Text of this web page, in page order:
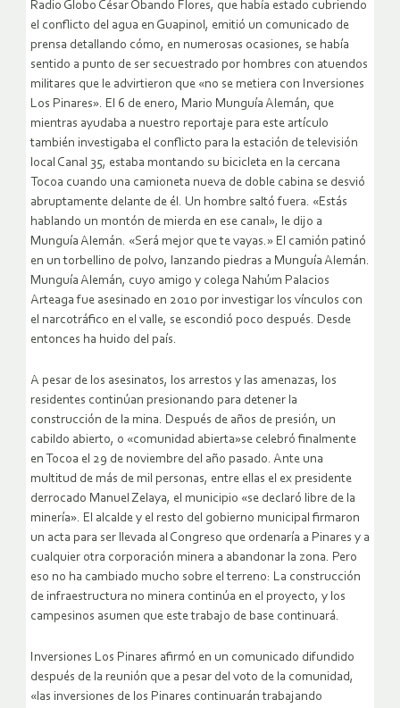
Radio Globo César Obando Flores, que había estado cubriendo
el conflicto del agua en Guapinol, emitió un comunicado de
prensa detallando cómo, en numerosas ocasiones, se había
sentido a punto de ser secuestrado por hombres con atuendos
militares que le advirtieron que «no se metiera con Inversiones
Los Pinares». El 6 de enero, Mario Munguía Alemán, que
mientras ayudaba a nuestro reportaje para este artículo
también investigaba el conflicto para la estación de televisión
local Canal 35, estaba montando su bicicleta en la cercana
Tocoa cuando una camioneta nueva de doble cabina se desvió
abruptamente delante de él. Un hombre saltó fuera. «Estás
hablando un montón de mierda en ese canal», le dijo a
Munguía Alemán. «Será mejor que te vayas.» El camión patinó
en un torbellino de polvo, lanzando piedras a Munguía Alemán.
Munguía Alemán, cuyo amigo y colega Nahúm Palacios
Arteaga fue asesinado en 2010 por investigar los vínculos con
el narcotráfico en el valle, se escondió poco después. Desde
entonces ha huido del país.
A pesar de los asesinatos, los arrestos y las amenazas, los
residentes continúan presionando para detener la
construcción de la mina. Después de años de presión, un
cabildo abierto, o «comunidad abierta»se celebró finalmente
en Tocoa el 29 de noviembre del año pasado. Ante una
multitud de más de mil personas, entre ellas el ex presidente
derrocado Manuel Zelaya, el municipio «se declaró libre de la
minería». El alcalde y el resto del gobierno municipal firmaron
un acta para ser llevada al Congreso que ordenaría a Pinares y a
cualquier otra corporación minera a abandonar la zona. Pero
eso no ha cambiado mucho sobre el terreno: La construcción
de infraestructura no minera continúa en el proyecto, y los
campesinos asumen que este trabajo de base continuará.
Inversiones Los Pinares afirmó en un comunicado difundido
después de la reunión que a pesar del voto de la comunidad,
«las inversiones de los Pinares continuarán trabajando